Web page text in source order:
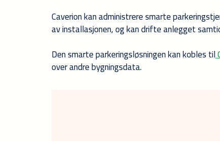
Caverion kan administrere smarte
av installasjonen, og kan drifte anlegget
Den smarte parkeringsløsningen kan kobles til
over andre bygningsdata.